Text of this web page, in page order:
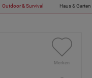
Outdoor & Survival Haus & Garten
Merken